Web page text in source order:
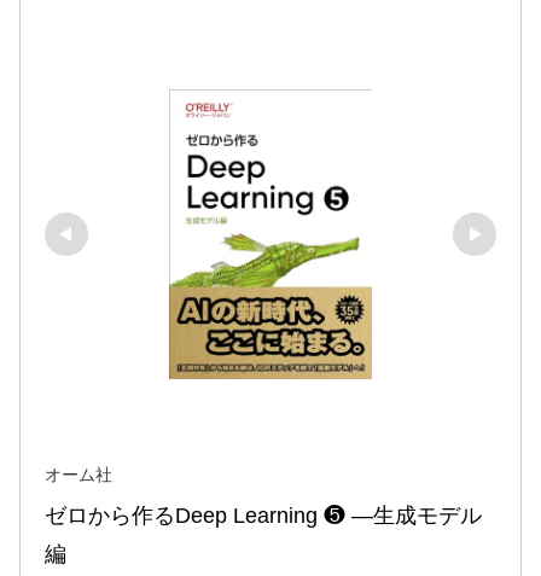
オーム社
ゼロから作るDeep Learning ❺ ―生成モデル
編